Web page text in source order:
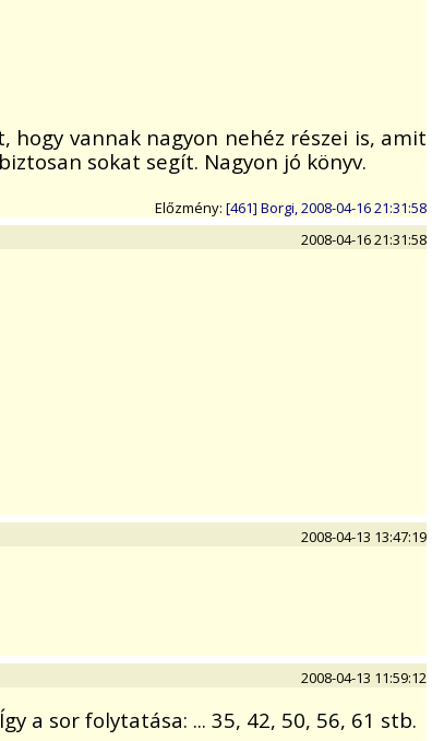
hogy vannak nagyon nehéz részei is, amit
sokat segít. Nagyon jó könyv.
Előzmény: [461] Borgi, 2008-04-16 21:31:58
2008-04-16 21:31:58
2008-04-13 13:47:19
2008-04-13 11:59:12
a sor folytatása: ... 35, 42, 50, 56, 61 stb.